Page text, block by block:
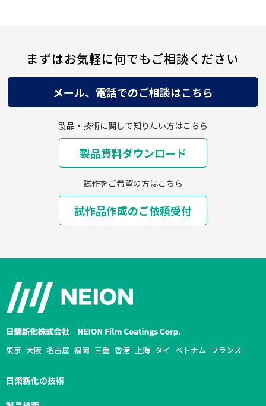
まずはお気軽に何でもご相談ください
メール、電話でのご相談はこちら
製品資料ダウンロード
製品・技術に関して知りたい方はこちら
試作品作成のご依頼受付
試作をご希望の方はこちら
東京 大阪 名古屋 福岡 三重 香港 上海 タイ ベトナム フランス
日榮新化の技術